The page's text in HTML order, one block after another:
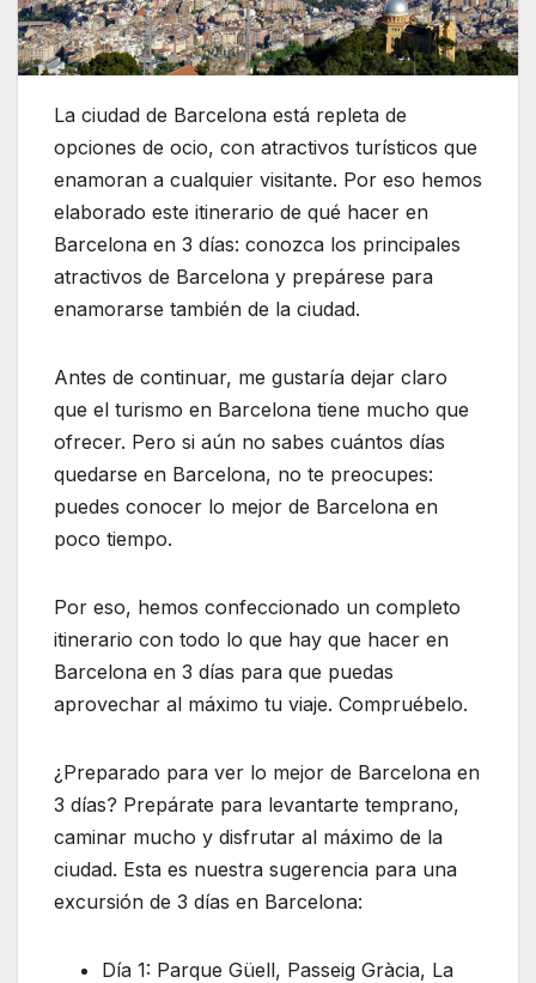
La ciudad de Barcelona está repleta de
opciones de ocio, con atractivos turísticos que
enamoran a cualquier visitante. Por eso hemos
elaborado este itinerario de qué hacer en
Barcelona en 3 días: conozca los principales
atractivos de Barcelona y prepárese para
enamorarse también de la ciudad.
Antes de continuar, me gustaría dejar claro
que el turismo en Barcelona tiene mucho que
ofrecer. Pero si aún no sabes cuántos días
quedarse en Barcelona, no te preocupes:
puedes conocer lo mejor de Barcelona en
poco tiempo.
Por eso, hemos confeccionado un completo
itinerario con todo lo que hay que hacer en
Barcelona en 3 días para que puedas
aprovechar al máximo tu viaje. Compruébelo.
¿Preparado para ver lo mejor de Barcelona en
3 días? Prepárate para levantarte temprano,
caminar mucho y disfrutar al máximo de la
ciudad. Esta es nuestra sugerencia para una
excursión de 3 días en Barcelona:
Día 1: Parque Güell, Passeig Gràcia, La